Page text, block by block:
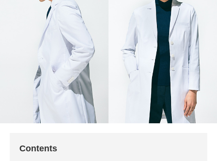
Contents